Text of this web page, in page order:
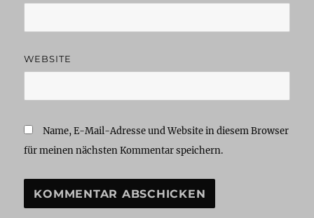
WEBSITE
Name, E-Mail-Adresse und Website in diesem Browser
für meinen nächsten Kommentar speichern.